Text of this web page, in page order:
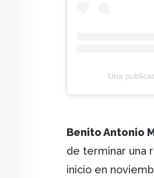
Una
Benito Antonio
de terminar una
inicio en